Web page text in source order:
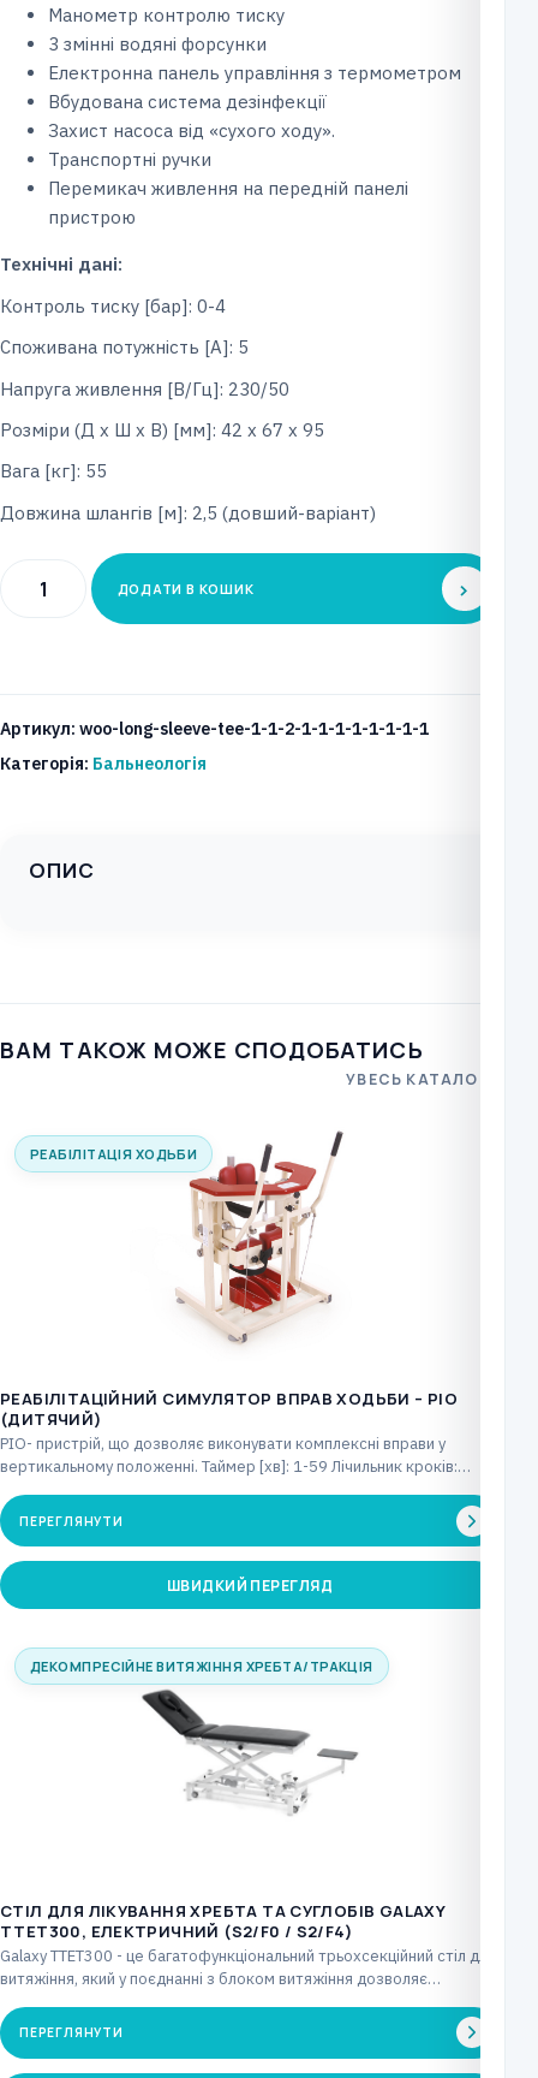
Манометр контролю тиску
3 змінні водяні форсунки
Електронна панель управління з термометром
Вбудована система дезінфекції
Захист насоса від «сухого ходу».
Транспортні ручки
Перемикач живлення на передній панелі
пристрою
Технічні дані:
Контроль тиску [бар]: 0-4
Споживана потужність [A]: 5
Напруга живлення [В/Гц]: 230/50
Розміри (Д x Ш x В) [мм]: 42 х 67 х 95
Вага [кг]: 55
Довжина шлангів [м]: 2,5 (довший-варіант)
Портативний
AQUAMOBIL
кількість
ДОДАТИ В КОШИК
Артикул: woo-long-sleeve-tee-1-1-2-1-1-1-1-1-1-1-1
Категорія: Бальнеологія
ОПИС
ВАМ ТАКОЖ МОЖЕ СПОДОБАТИСЬ
УВЕСЬ КАТАЛОГ
РЕАБІЛІТАЦІЯ ХОДЬБИ
РЕАБІЛІТАЦІЙНИЙ СИМУЛЯТОР ВПРАВ ХОДЬБИ – PIO
(ДИТЯЧИЙ)
PIO- пристрій, що дозволяє виконувати комплексні вправи у
вертикальному положенні. Таймер [хв]: 1-59 Лічильник кроків:
ПЕРЕГЛЯНУТИ
ШВИДКИЙ ПЕРЕГЛЯД
ДЕКОМПРЕСІЙНЕ ВИТЯЖІННЯ ХРЕБТА/ТРАКЦІЯ
CТІЛ ДЛЯ ЛІКУВАННЯ ХРЕБТА ТА СУГЛОБІВ GALAXY
TTET300, ЕЛЕКТРИЧНИЙ (S2/F0 / S2/F4)
Galaxy TTET300 - це багатофункціональний трьохсекційний стіл для
витяжіння, який у поєднанні з блоком витяжіння дозволяє…
ПЕРЕГЛЯНУТИ